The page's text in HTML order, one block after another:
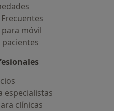
móvil
especialistas
clínicas